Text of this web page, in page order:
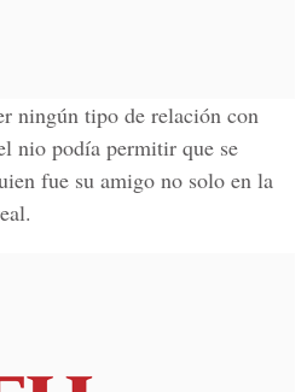
ningún tipo de relación con
nio podía permitir que se
fue su amigo no solo en la